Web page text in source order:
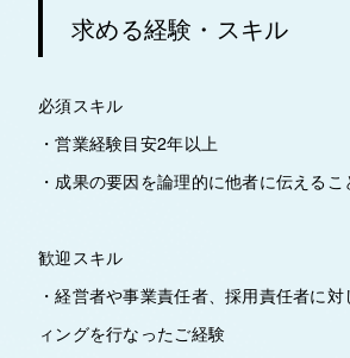
求める経験・スキル
必須スキル
・営業経験目安2年以上
・成果の要因を論理的に他者に伝える
歓迎スキル
・経営者や事業責任者、採用責任者に
ィングを行なったご経験